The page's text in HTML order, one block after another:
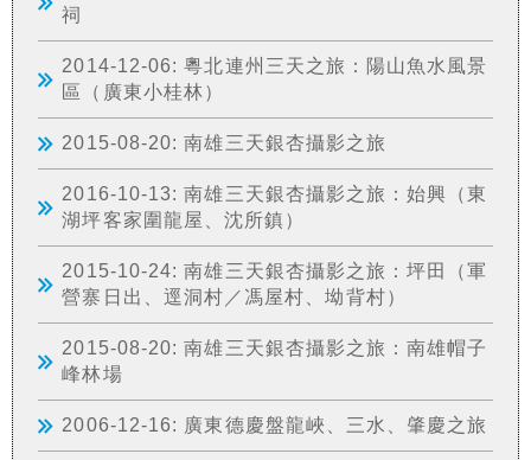
祠
2014-12-06: 粵北連州三天之旅：陽山魚水風景
區（廣東小桂林）
2015-08-20: 南雄三天銀杏攝影之旅
2016-10-13: 南雄三天銀杏攝影之旅：始興（東
湖坪客家圍龍屋、沈所鎮）
2015-10-24: 南雄三天銀杏攝影之旅：坪田（軍
營寨日出、逕洞村／馮屋村、坳背村）
2015-08-20: 南雄三天銀杏攝影之旅：南雄帽子
峰林場
2006-12-16: 廣東德慶盤龍峽、三水、肇慶之旅